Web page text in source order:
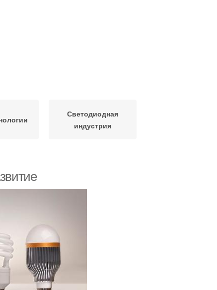
Светодиодная
индустрия